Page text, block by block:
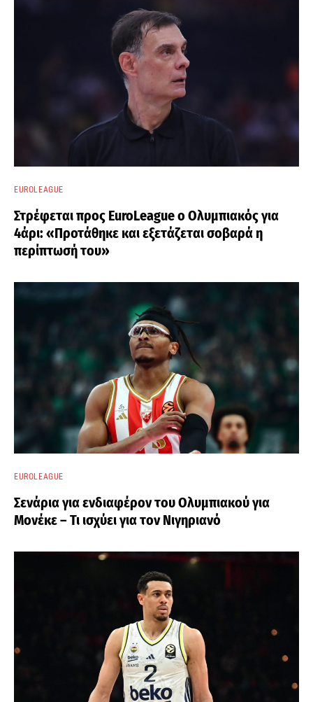
EUROLEAGUE
Στρέφεται προς EuroLeague ο Ολυμπιακός για
4άρι: «Προτάθηκε και εξετάζεται σοβαρά η
περίπτωσή του»
EUROLEAGUE
Σενάρια για ενδιαφέρον του Ολυμπιακού για
Μονέκε – Τι ισχύει για τον Νιγηριανό